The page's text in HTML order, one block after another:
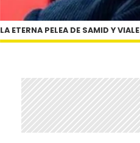
LA ETERNA PELEA DE SAMID Y VIALE